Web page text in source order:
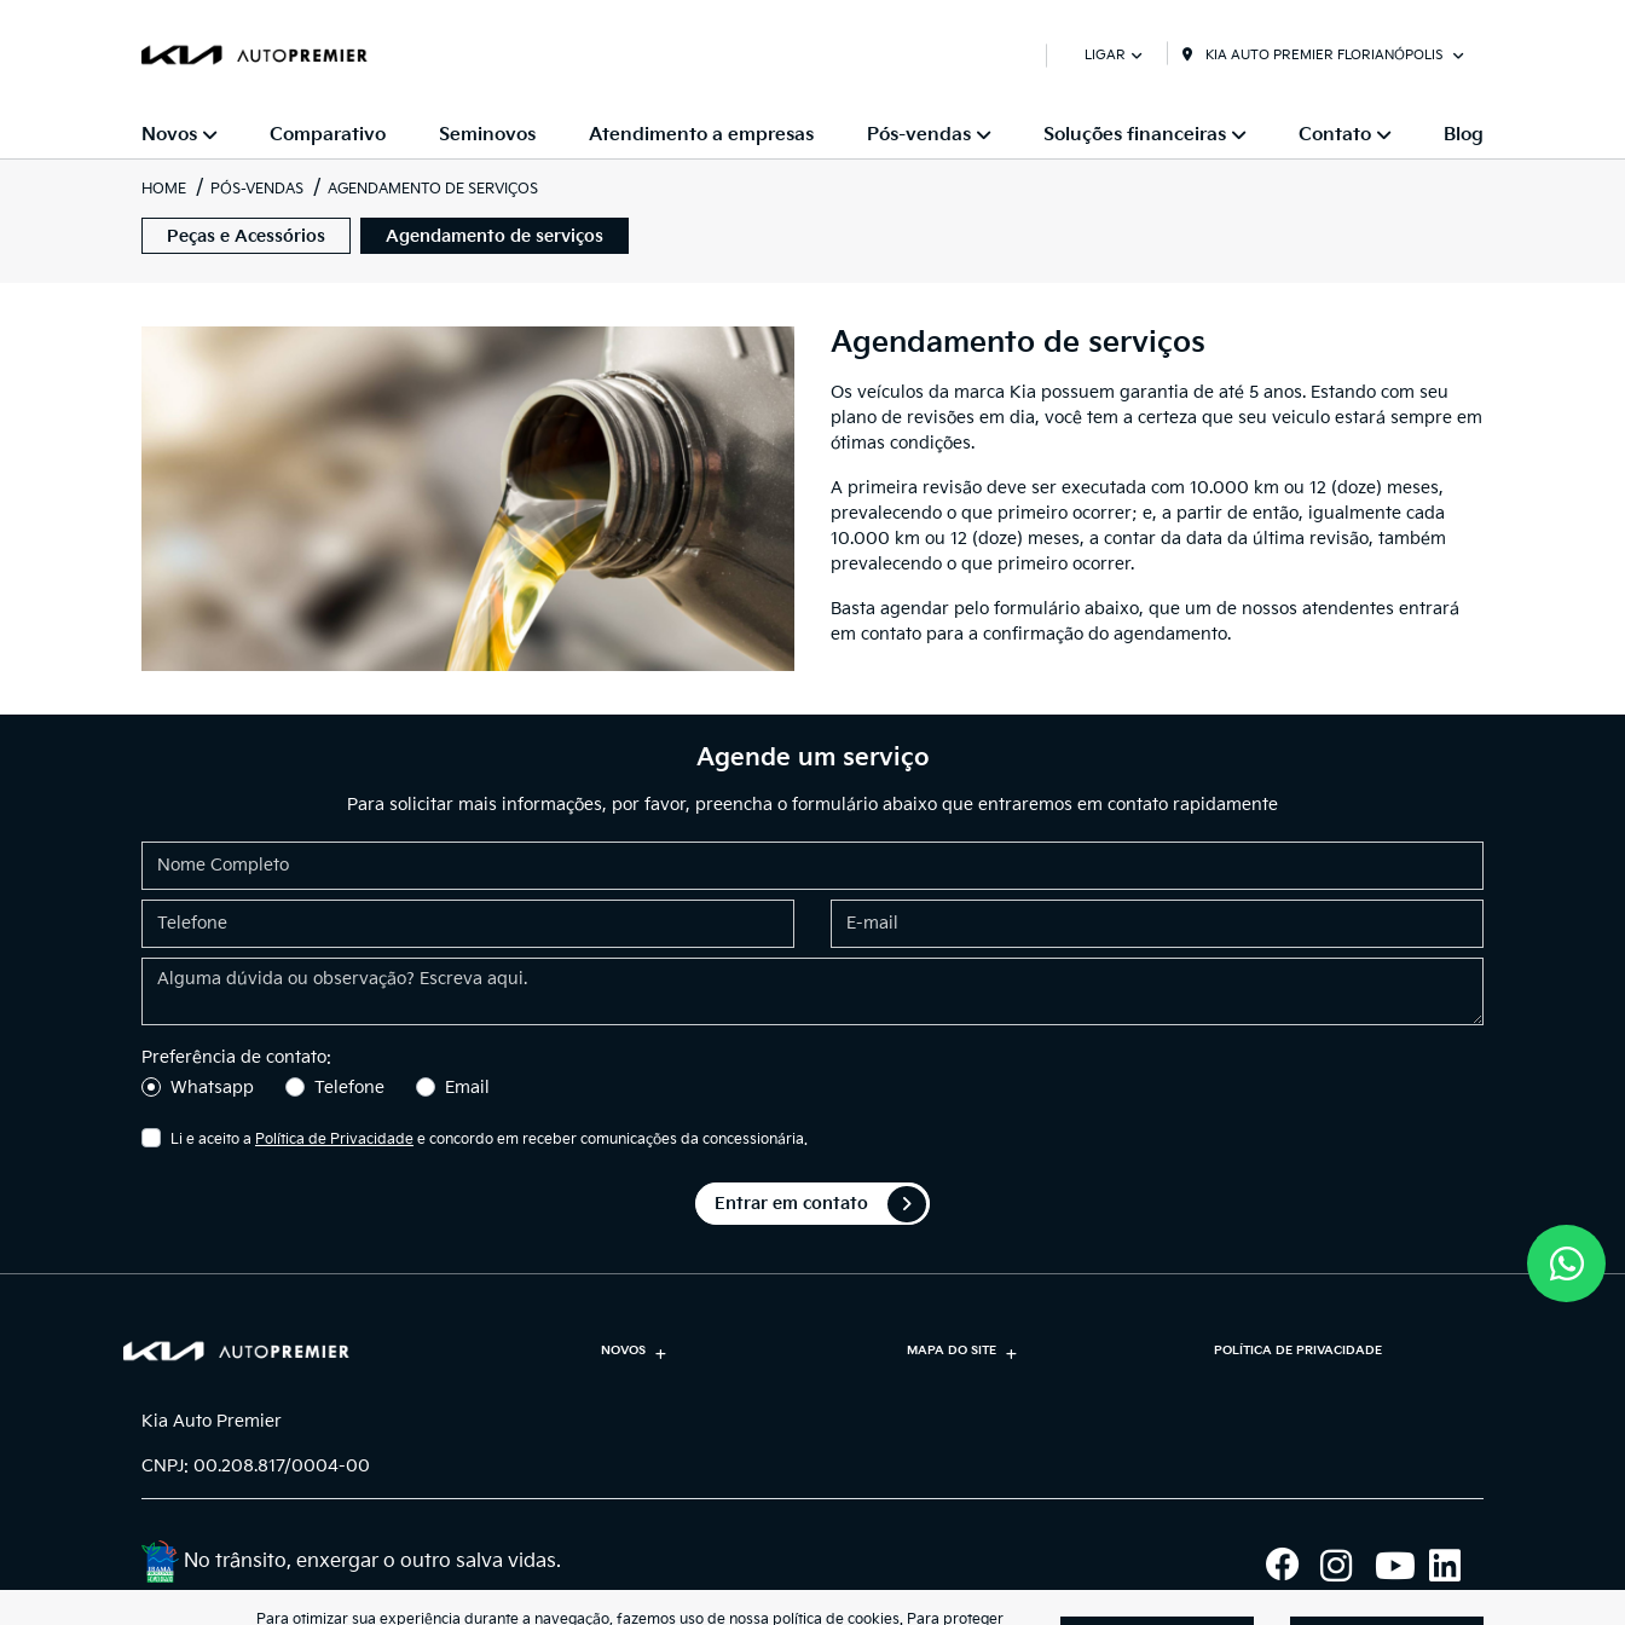
LIGAR KIA AUTO PREMIER FLORIANÓPOLIS
Novos Comparativo Seminovos Atendimento a empresas Pós-vendas Soluções financeiras Contato Blog
HOME PÓS-VENDAS AGENDAMENTO DE SERVIÇOS
Peças e Acessórios Agendamento de serviços
Agendamento de serviços
Os veículos da marca Kia possuem garantia de até 5 anos. Estando com seu
plano de revisões em dia, você tem a certeza que seu veiculo estará sempre em
ótimas condições.
A primeira revisão deve ser executada com 10.000 km ou 12 (doze) meses,
prevalecendo o que primeiro ocorrer; e, a partir de então, igualmente cada
10.000 km ou 12 (doze) meses, a contar da data da última revisão, também
prevalecendo o que primeiro ocorrer.
Basta agendar pelo formulário abaixo, que um de nossos atendentes entrará
em contato para a confirmação do agendamento.
Agende um serviço
Para solicitar mais informações, por favor, preencha o formulário abaixo que entraremos em contato rapidamente
Preferência de contato:
Whatsapp
Telefone Email
Li e aceito a Política de Privacidade e concordo em receber comunicações da concessionária.
Entrar em contato
NOVOS MAPA DO SITE POLÍTICA DE PRIVACIDADE
Kia Auto Premier
CNPJ: 00.208.817/0004-00
No trânsito, enxergar o outro salva vidas.
Para otimizar sua experiência durante a navegação, fazemos uso de nossa política de cookies. Para proteger